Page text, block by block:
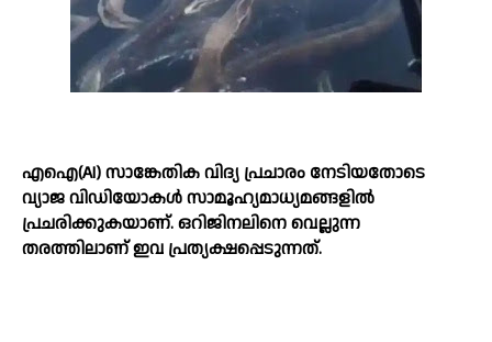
എഐ(AI) സാങ്കേതിക വിദ്യ പ്രചാരം നേടിയതോടെ
വ്യാജ വിഡിയോകള്‍ സാമൂഹ്യമാധ്യമങ്ങളില്‍
പ്രചരിക്കുകയാണ്. ഒറിജിനലിനെ വെല്ലുന്ന
തരത്തിലാണ് ഇവ പ്രത്യക്ഷപ്പെടുന്നത്.